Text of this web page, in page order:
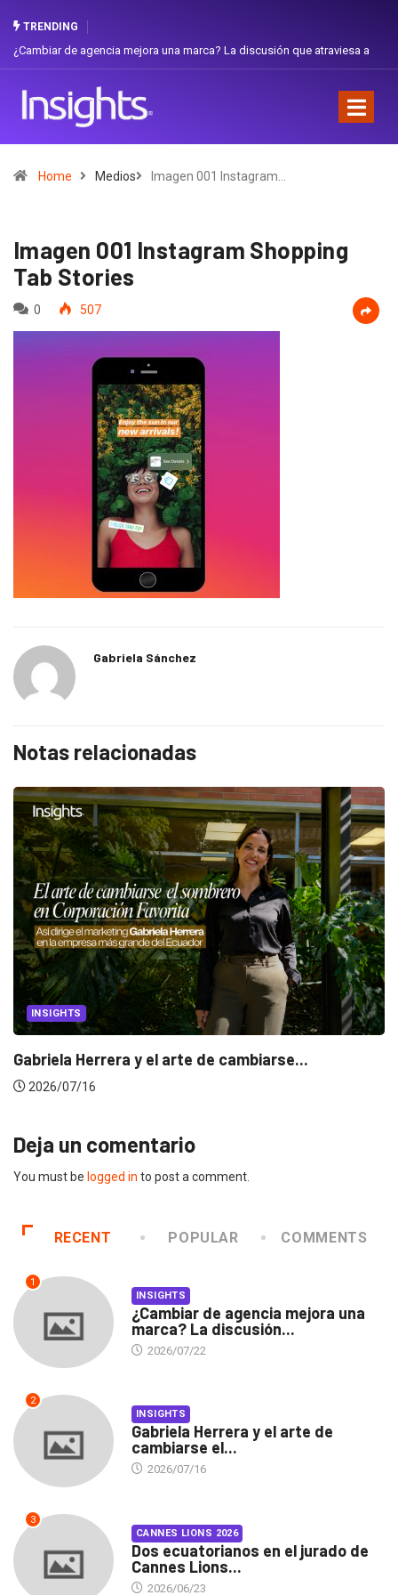
TRENDING
de agencia mejora una marca? La discusión que atraviesa a
Gabriela
Home Medios Imagen 001 Instagram…
Imagen 001 Instagram Shopping
Tab Stories
0 507
Gabriela Sánchez
Notas relacionadas
INSIGHTS
Gabriela Herrera y el arte de cambiarse...
2026/07/16
Deja un comentario
You must be logged in to post a comment.
RECENT POPULAR COMMENTS
1
INSIGHTS
¿Cambiar de agencia mejora una
marca? La discusión...
2026/07/22
2
INSIGHTS
Gabriela Herrera y el arte de
cambiarse el...
2026/07/16
3
CANNES LIONS 2026
Dos ecuatorianos en el jurado de
Cannes Lions...
2026/06/23